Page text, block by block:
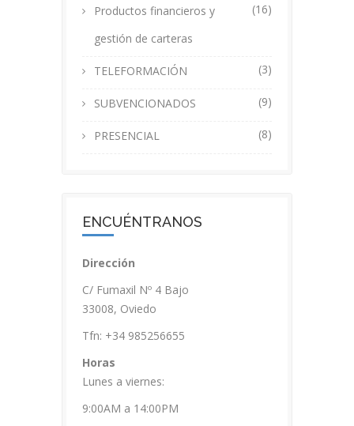
Productos financieros y
gestión de carteras
(16)
TELEFORMACIÓN (3)
SUBVENCIONADOS (9)
PRESENCIAL (8)
ENCUÉNTRANOS
Dirección
C/ Fumaxil Nº 4 Bajo
33008, Oviedo
Tfn: +34 985256655
Horas
Lunes a viernes:
9:00AM a 14:00PM